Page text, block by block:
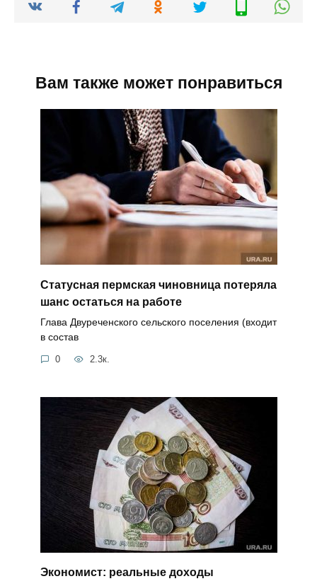
Вам также может понравиться
Статусная пермская чиновница потеряла
шанс остаться на работе
Глава Двуреченского сельского поселения (входит
в состав
0 2.3к.
Экономист: реальные доходы